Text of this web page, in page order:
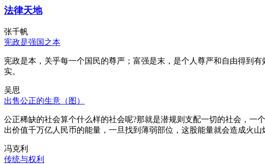
法律天地
张千帆
宪政是强国之本
宪政是本，关乎每一个国民的尊严；富强是末，是个人尊严和自由得到
实。
吴思
出售公正的生意（图）
公正稀缺的社会算个什么样的社会呢?那就是潜规则支配一切的社会，
出价值千万亿人民币的能量，一旦找到薄弱部位，这股能量就会造成火山
冯克利
传统与权利